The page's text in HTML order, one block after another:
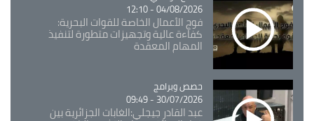
04/08/2026 - 12:10
فوج الأعمال الخاصة للقوات البحرية:
كفاءة عالية وتجهيزات متطورة لتنفيذ
المهام المعقدة
Catégorie
حصص وبرامج
30/07/2026 - 09:49
عبد القادر جيجلي:الغابات الجزائرية بين